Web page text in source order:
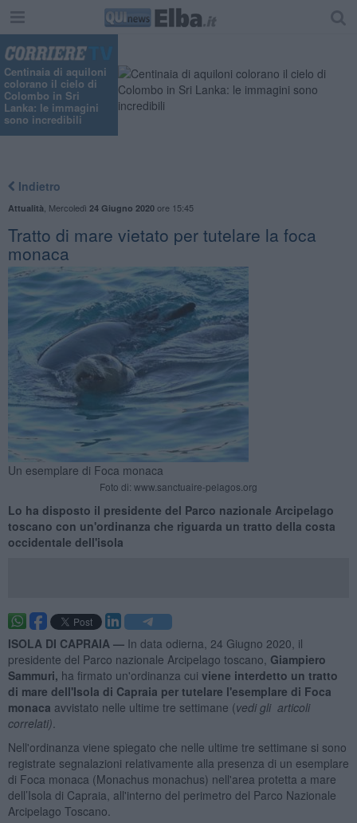
Centinaia di aquiloni
colorano il cielo di
Colombo in Sri
Lanka: le immagini
sono incredibili
Indietro
Attualità Mercoledì 24 Giugno 2020ore 15:45
Tratto di mare vietato per tutelare la foca
monaca
Un esemplare di Foca monaca
Foto di: www.sanctuaire-pelagos.org
Lo ha disposto il presidente del Parco nazionale Arcipelago
toscano con un'ordinanza che riguarda un tratto della costa
occidentale dell'isola
ISOLA DI CAPRAIA — In data odierna, 24 Giugno 2020, il
presidente del Parco nazionale Arcipelago toscano, Giampiero
Sammuri, ha firmato un'ordinanza cui viene interdetto un tratto
di mare dell'Isola di Capraia per tutelare l'esemplare di Foca
monaca avvistato nelle ultime tre settimane (vedi gli articoli
correlati)
Nell'ordinanza viene spiegato che nelle ultime tre settimane si sono
registrate segnalazioni relativamente alla presenza di un esemplare
di Foca monaca (Monachus monachus) nell'area protetta a mare
dell’Isola di Capraia, all'interno del perimetro del Parco Nazionale
Arcipelago Toscano.